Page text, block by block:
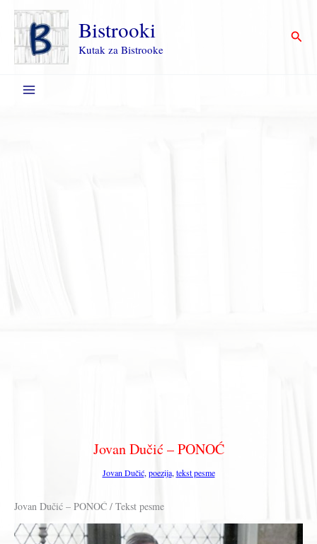
Пређи
садржај
Bistrooki
Kutak za Bistrooke
Jovan Dučić – PONOĆ
Jovan Dučić, poezija, tekst pesme
Jovan Dučić – PONOĆ / Tekst pesme